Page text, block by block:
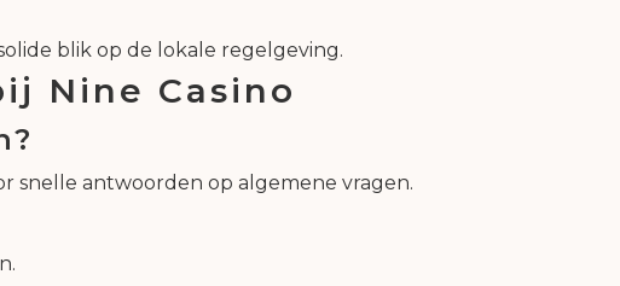
blik op de lokale regelgeving.
Nine Casino
snelle antwoorden op algemene vragen.